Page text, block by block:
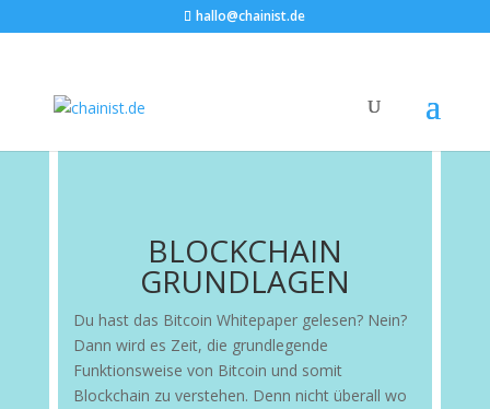
hallo@chainist.de
BLOCKCHAIN
GRUNDLAGEN
Du hast das Bitcoin Whitepaper gelesen? Nein?
Dann wird es Zeit, die grundlegende
Funktionsweise von Bitcoin und somit
Blockchain zu verstehen. Denn nicht überall wo